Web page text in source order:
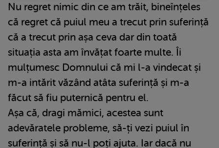
Nu regret nimic din ce am trăit, bineînțeles
că regret că puiul meu a trecut prin suferință
că a trecut prin așa ceva dar din toată
situația asta am învățat foarte multe. Îi
mulțumesc Domnului că mi l-a vindecat și
m-a intărit văzând atâta suferință și m-a
făcut să fiu puternică pentru el.
Așa că, dragi mămici, acestea sunt
adevăratele probleme, să-ți vezi puiul în
suferință și să nu-l poți ajuta. Iar dacă nu